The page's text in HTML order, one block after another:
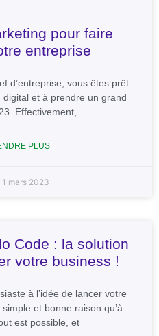
pour faire
entreprise
d’entreprise, vous êtes prêt
et à prendre un grand
Effectivement,
PLUS
1 mars 2023
Code : la solution
votre business !
à l’idée de lancer votre
et bonne raison qu’à
est possible, et